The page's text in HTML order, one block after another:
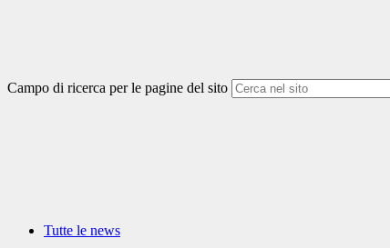
Campo di ricerca per le pagine del sito
Tutte le news